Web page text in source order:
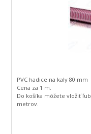
PVC hadice na kaly 80 mm
Cena za 1 m.
Do košíka môžete vložiť
metrov.